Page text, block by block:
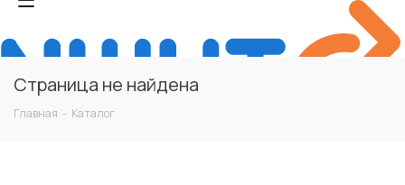
Страница не найдена
Главная - Каталог